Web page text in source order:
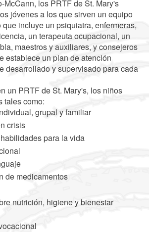
McCann, los PRTF de St. Mary's
jóvenes a los que sirven un equipo
incluye un psiquiatra, enfermeras,
un terapeuta ocupacional, un
maestros y auxiliares, y consejeros
establece un plan de atención
desarrollado y supervisado para cada
un PRTF de St. Mary's, los niños
tales como:
grupal y familiar
crisis
para la vida
de medicamentos
nutrición, higiene y bienestar